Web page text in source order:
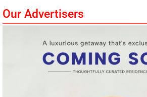
Our Advertisers